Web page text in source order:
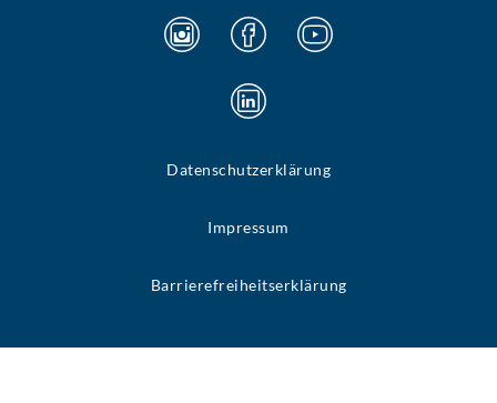
Datenschutzerklärung
Impressum
Barrierefreiheitserklärung